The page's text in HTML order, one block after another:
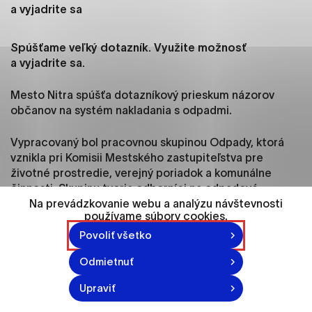
a vyjadrite sa
Spúšťame veľký dotazník. Využite možnosť
a vyjadrite sa.
Mesto Nitra spúšťa dotazníkový prieskum názorov
občanov na systém nakladania s odpadmi.
Vypracovaný bol pracovnou skupinou Odpady, ktorá
vznikla pri Komisii Mestského zastupiteľstva pre
životné prostredie, verejný poriadok a komunálne
činnosti. Skupinu tvoria odborníci na odpadové
hospodárstvo.
Poslankyňa Jarmila Králová, ktorá iniciovala dotazník, aj
vznik pracovnej skupiny o jeho účele a prínose hovorí:
V súčasnej dobe je problematika odpadov,
predovšetkým separovania a kompostovania, či tzv.
ZERO waste často diskutovaná téma medzi obyvateľmi i
Na prevádzkovanie webu a analýzu návštevnosti
používame súbory cookies.
Povoliť všetko
Odmietnuť
Upraviť
ako je navigácia na stránke a prístup k
fungovať.
Analytické cookies pomáhajú prevádzkovateľovi
používajú, aby mohol stránky optimalizovať a
ponúknuť im lepšiu skúsenosť. Všetky dáta sa
zbierajú anonymne a nie je možné ich spojiť s
konkrétnou osobou.
Označiť všetko
Uložiť nastavenia
Viac informácií